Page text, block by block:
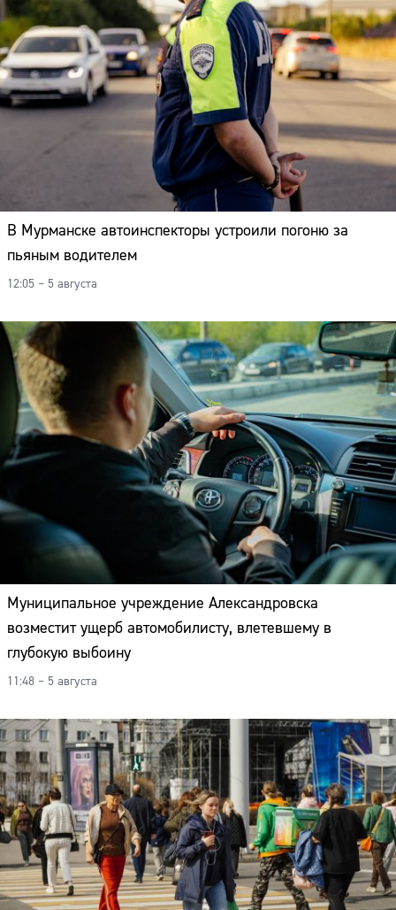
В Мурманске автоинспекторы устроили погоню за
пьяным водителем
12:05 – 5 августа
Муниципальное учреждение Александровска
возместит ущерб автомобилисту, влетевшему в
глубокую выбоину
11:48 – 5 августа